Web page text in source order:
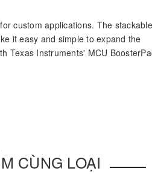
custom applications. The stackable
it easy and simple to expand the
Texas Instruments' MCU
CÙNG LOẠI